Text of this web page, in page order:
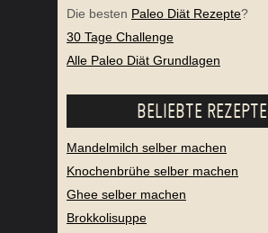
Die besten Paleo Diät Rezepte?
30 Tage Challenge
Alle Paleo Diät Grundlagen
BELIEBTE REZEPTE
Mandelmilch selber machen
Knochenbrühe selber machen
Ghee selber machen
Brokkolisuppe